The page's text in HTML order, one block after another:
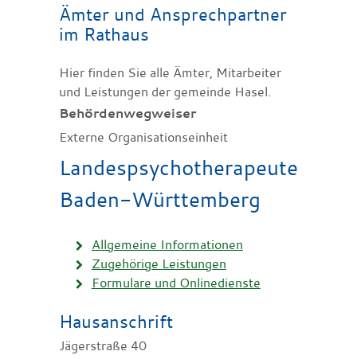
Ämter und Ansprechpartner
im Rathaus
Hier finden Sie alle Ämter, Mitarbeiter
und Leistungen der gemeinde Hasel.
Behördenwegweiser
Externe Organisationseinheit
Baden-Württemberg
Allgemeine Informationen
Zugehörige Leistungen
Formulare und Onlinedienste
Hausanschrift
Jägerstraße 40